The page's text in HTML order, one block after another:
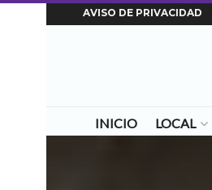
AVISO DE PRIVACIDAD
INICIO LOCAL